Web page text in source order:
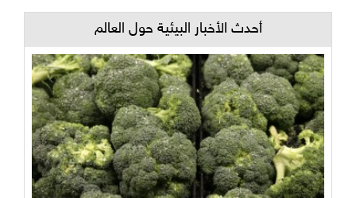
أحدث الأخبار البيئية حول العالم